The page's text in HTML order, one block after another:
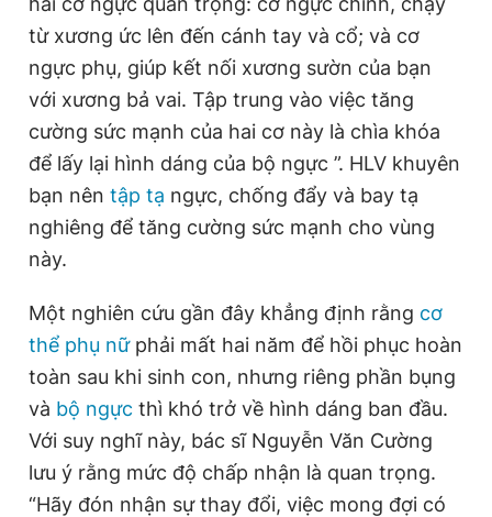
từ xương ức lên đến cánh tay và cổ; và cơ
ngực phụ, giúp kết nối xương sườn của bạn
với xương bả vai. Tập trung vào việc tăng
cường sức mạnh của hai cơ này là chìa khóa
để lấy lại hình dáng của bộ ngực ”. HLV khuyên
bạn nên tập tạ ngực, chống đẩy và bay tạ
nghiêng để tăng cường sức mạnh cho vùng
này.
Một nghiên cứu gần đây khẳng định rằng cơ
thể phụ nữphải mất hai năm để hồi phục hoàn
toàn sau khi sinh con, nhưng riêng phần bụng
và bộ ngực thì khó trở về hình dáng ban đầu.
Với suy nghĩ này, bác sĩ Nguyễn Văn Cường
lưu ý rằng mức độ chấp nhận là quan trọng.
“Hãy đón nhận sự thay đổi, việc mong đợi có